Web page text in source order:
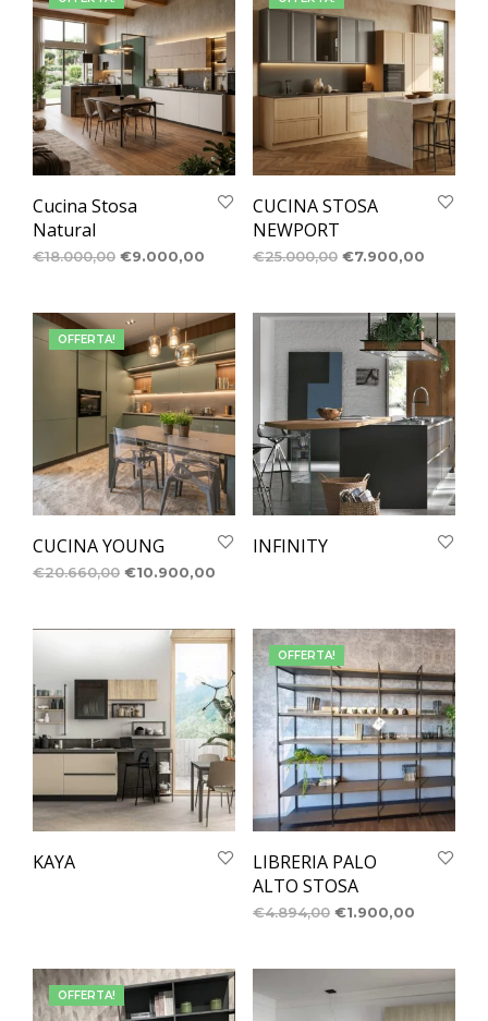
Cucina Stosa
Natural
€18.000,00 €9.000,00
CUCINA STOSA
NEWPORT
€25.000,00 €7.900,00
OFFERTA!
CUCINA YOUNG
€20.660,00 €10.900,00
INFINITY
KAYA
OFFERTA!
LIBRERIA PALO
ALTO STOSA
€4.894,00 €1.900,00
OFFERTA!